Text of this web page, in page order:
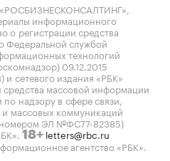
информационного
о регистрации средства
Федеральной службой
технологий
09.12.2015
сетевого издания «РБК»
средства массовой информации
надзору в сфере связи,
массовых коммуникаций
номером ЭЛ №ФС77-82385)
18+ letters@rbc.ru
агентство «РБК».